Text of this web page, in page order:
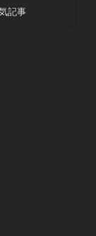
記事